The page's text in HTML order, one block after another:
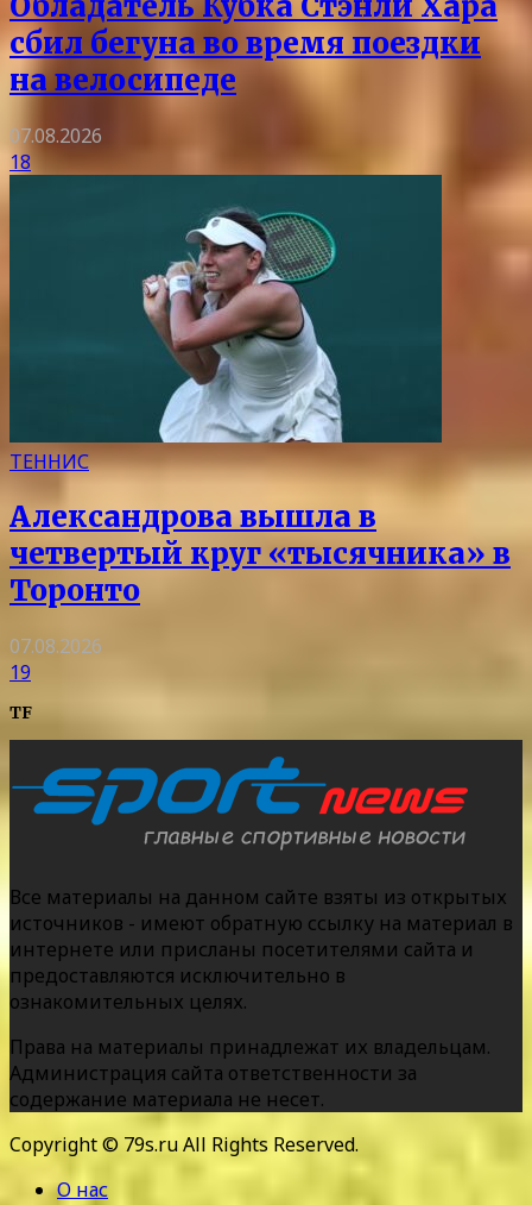
сбил бегуна во время поездки
на велосипеде
07.08.2026
18
ТЕННИС
Александрова вышла в
четвертый круг «тысячника» в
Торонто
07.08.2026
19
TF
Все материалы на данном сайте взяты из открытых
источников - имеют обратную ссылку на материал в
интернете или присланы посетителями сайта и
предоставляются исключительно в
ознакомительных целях.
Права на материалы принадлежат их владельцам.
Администрация сайта ответственности за
содержание материала не несет.
Copyright © 79s.ru All Rights Reserved.
О нас